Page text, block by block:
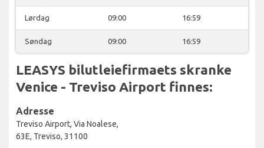
Lørdag 09:00 16:59
Søndag 09:00 16:59
LEASYS bilutleiefirmaets skranke
Venice - Treviso Airport finnes:
Adresse
Treviso Airport, Via Noalese,
63E, Treviso, 31100